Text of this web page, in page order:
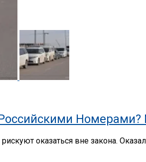
Номерами?
оказаться вне закона.